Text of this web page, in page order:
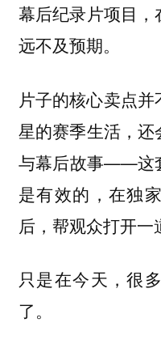
幕后纪录片项目
远不及预期。
片子的核心卖点
星的赛季生活，
与幕后故事——这
是有效的，在独
后，帮观众打开一
只是在今天，很
了。